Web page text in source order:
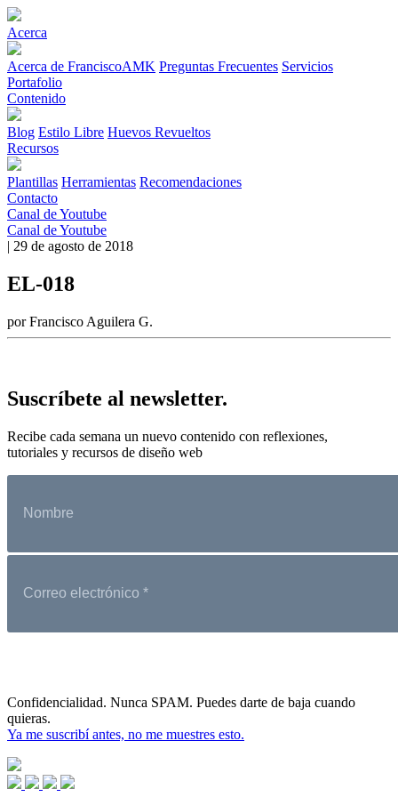
Acerca
Acerca de FranciscoAMK Preguntas Frecuentes Servicios
Portafolio
Contenido
Blog Estilo Libre Huevos Revueltos
Recursos
Plantillas Herramientas Recomendaciones
Contacto
Canal de Youtube
Canal de Youtube
| 29 de agosto de 2018
EL-018
por Francisco Aguilera G.
Suscríbete al newsletter.
Recibe cada semana un nuevo contenido con reflexiones,
tutoriales y recursos de diseño web
Confidencialidad. Nunca SPAM. Puedes darte de baja cuando
quieras.
Ya me suscribí antes, no me muestres esto.